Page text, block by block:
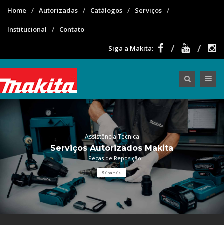
Home Autorizadas Catálogos Serviços
Institucional Contato
Siga a Makita:
Assistência Técnica
Serviços Autorizados Makita
Saiba mais!